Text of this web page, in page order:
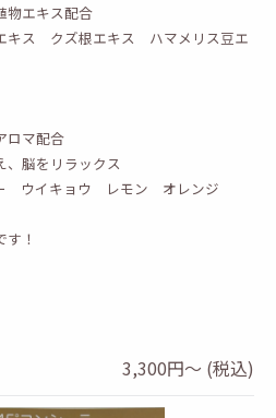
物エキス配合
キス クズ根エキス ハマメリス豆エ
ロマ配合
、脳をリラックス
ウイキョウ レモン オレンジ
！
3,300円～ (税込)